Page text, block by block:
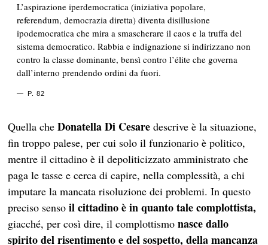
L’aspirazione iperdemocratica (iniziativa popolare,
referendum, democrazia diretta) diventa disillusione
ipodemocratica che mira a smascherare il caos e la truffa del
sistema democratico. Rabbia e indignazione si indirizzano non
contro la classe dominante, bensì contro l’élite che governa
dall’interno prendendo ordini da fuori.
P. 82
Quella cheDonatella Di Cesare descrive è la situazione,
fin troppo palese, per cui solo il funzionario è politico,
mentre il cittadino è il depoliticizzato amministrato che
paga le tasse e cerca di capire, nella complessità, a chi
imputare la mancata risoluzione dei problemi. In questo
preciso sensoil cittadino è in quanto tale complottista,
giacché, per così dire, il complottismonasce dallo
spirito del risentimento e del sospetto, della mancanza